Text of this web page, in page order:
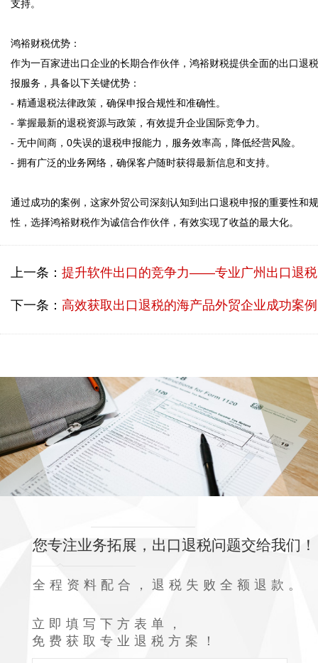
支持。
鸿裕财税优势：
作为一百家进出口企业的长期合作伙伴，鸿裕财税提供全面的出口退
报服务，具备以下关键优势：
- 精通退税法律政策，确保申报合规性和准确性。
- 掌握最新的退税资源与政策，有效提升企业国际竞争力。
- 无中间商，0失误的退税申报能力，服务效率高，降低经营风险。
- 拥有广泛的业务网络，确保客户随时获得最新信息和支持。
通过成功的案例，这家外贸公司深刻认知到出口退税申报的重要性和
上一条： 提升软件出口的竞争力——专业广州出口退税申报机构成功案例
下一条： 高效获取出口退税的海产品外贸企业成功案例
您专注业务拓展，出口退税问题交给我们！
全程资料配合，退税失败全额退款。
立即填写下方表单，
免费获取专业退税方案！